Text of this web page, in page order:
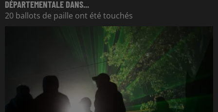
DÉPARTEMENTALE DANS...
20 ballots de paille ont été touchés